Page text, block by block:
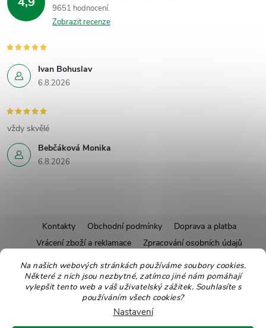
Na našich webových stránkách používáme soubory cookies.
Některé z nich jsou nezbytné, zatímco jiné nám pomáhají
vylepšit tento web a váš uživatelský zážitek. Souhlasíte s
používáním všech cookies?
Nastavení
9651 hodnocení
Zobrazit recenze
Ivan Bohuslav
6.8.2026
Bebčáková Monika
6.8.2026
vždy skvělé
á
Kontakty Obchodní podmínky
Doprava a platba
Vrácení zboží a reklamace
Zpracování osobních údajů
Pravidla soutěží
Affiliate program
Recepty
Pro nové dodavatele
Ekologické balení Moje objednávka
Copyright 2026Zdravoslav. Všechna práva vyhrazena.Upravit nastavení